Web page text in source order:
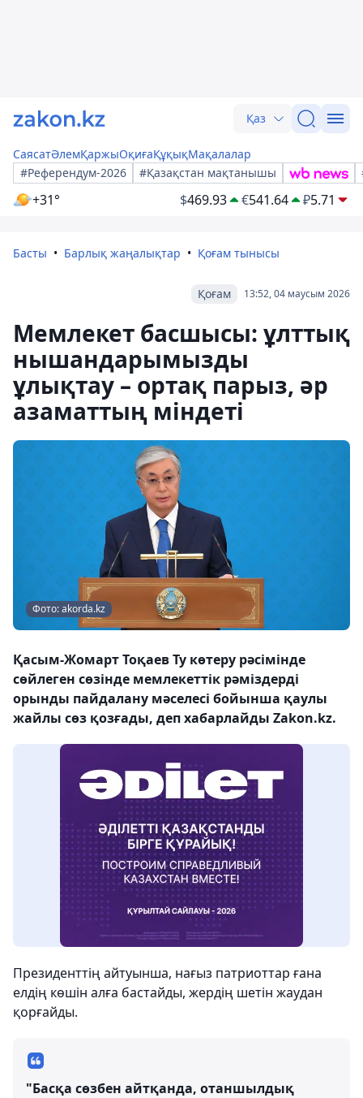
Қаз
СаясатӘлемҚаржыОқиғаҚұқықМақалалар
#Референдум-2026
#Қазақстан мақтанышы
+31° $469.93 €541.64 ₽5.71
Басты Барлық жаңалықтар Қоғам тынысы
13:52, 04 маусым 2026
Қоғам
Мемлекет басшысы: ұлттық
нышандарымызды
ұлықтау – ортақ парыз, әр
азаматтың міндеті
Фото: akorda.kz
Қасым-Жомарт Тоқаев Ту көтеру рәсімінде
сөйлеген сөзінде мемлекеттік рәміздерді
орынды пайдалану мәселесі бойынша қаулы
жайлы сөз қозғады, деп хабарлайды Zakon.kz.
️Президенттің айтуынша, нағыз патриоттар ғана
елдің көшін алға бастайды, жердің шетін жаудан
қорғайды.
"Басқа сөзбен айтқанда, отаншылдық